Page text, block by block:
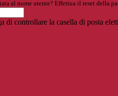
al nome utente? Effettua il reset della
di controllare la casella di posta